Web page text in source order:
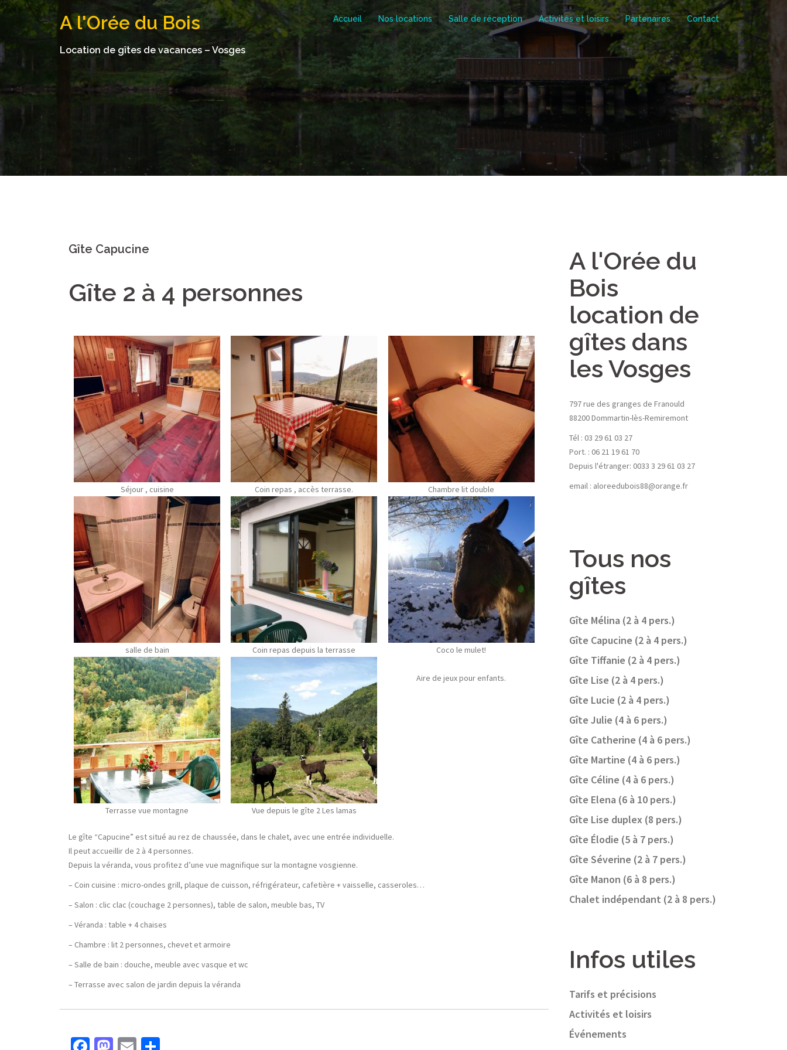
Aller
A l'Orée du Bois
Location de gîtes de vacances – Vosges
Accueil Nos locations Salle de réception Activités et loisirs Partenaires Contact
Gîte Capucine
Gîte 2 à 4 personnes
Séjour , cuisine Coin repas , accès terrasse. Chambre lit double
salle de bain Coin repas depuis la terrasse Coco le mulet!
Terrasse vue montagne Vue depuis le gîte 2 Les lamas
Aire de jeux pour enfants.
Le gîte “Capucine” est situé au rez de chaussée, dans le chalet, avec une entrée individuelle.
Il peut accueillir de 2 à 4 personnes.
Depuis la véranda, vous profitez d’une vue magnifique sur la montagne vosgienne.
– Coin cuisine : micro-ondes grill, plaque de cuisson, réfrigérateur, cafetière + vaisselle, casseroles…
– Salon : clic clac (couchage 2 personnes), table de salon, meuble bas, TV
– Véranda : table + 4 chaises
– Chambre : lit 2 personnes, chevet et armoire
– Salle de bain : douche, meuble avec vasque et wc
– Terrasse avec salon de jardin depuis la véranda
A l'Orée du
Bois
location de
gîtes dans
les Vosges
797 rue des granges de Franould
88200 Dommartin-lès-Remiremont
Tél : 03 29 61 03 27
Port. : 06 21 19 61 70
Depuis l'étranger: 0033 3 29 61 03 27
email : aloreedubois88@orange.fr
Tous nos
gîtes
Gîte Mélina (2 à 4 pers.)
Gîte Capucine (2 à 4 pers.)
Gîte Tiffanie (2 à 4 pers.)
Gîte Lise (2 à 4 pers.)
Gîte Lucie (2 à 4 pers.)
Gîte Julie (4 à 6 pers.)
Gîte Catherine (4 à 6 pers.)
Gîte Martine (4 à 6 pers.)
Gîte Céline (4 à 6 pers.)
Gîte Elena (6 à 10 pers.)
Gîte Lise duplex (8 pers.)
Gîte Élodie (5 à 7 pers.)
Gîte Séverine (2 à 7 pers.)
Gîte Manon (6 à 8 pers.)
Chalet indépendant (2 à 8 pers.)
Infos utiles
Tarifs et précisions
Activités et loisirs
Événements